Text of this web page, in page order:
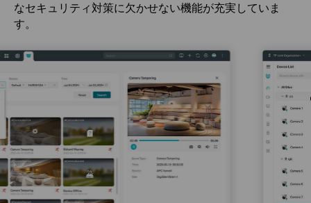
なセキュリティ対策に欠かせない機能が充実していま
す。